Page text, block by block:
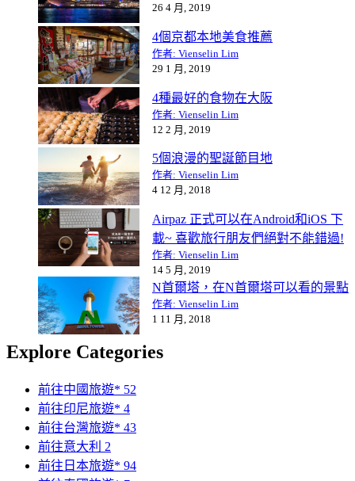
26 4 月, 2019
4個京都本地美食推薦
作者: Vienselin Lim
29 1 月, 2019
4種最好的食物在大阪
作者: Vienselin Lim
12 2 月, 2019
5個浪漫的聖誕節目地
作者: Vienselin Lim
4 12 月, 2018
Airpaz 正式可以在Android和iOS 下
載~ 喜歡旅行朋友們絕對不能錯過!
作者: Vienselin Lim
14 5 月, 2019
N首爾塔，在N首爾塔可以看的景點
作者: Vienselin Lim
1 11 月, 2018
Explore Categories
前往中國旅遊* 52
前往印尼旅遊* 4
前往台灣旅遊* 43
前往意大利 2
前往日本旅遊* 94